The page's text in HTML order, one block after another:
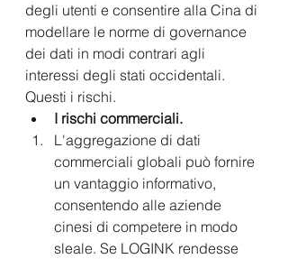
degli utenti e consentire alla Cina di
modellare le norme di governance
dei dati in modi contrari agli
interessi degli stati occidentali.
Questi i rischi.
I rischi commerciali.
L'aggregazione di dati
commerciali globali può fornire
un vantaggio informativo,
consentendo alle aziende
cinesi di competere in modo
sleale. Se LOGINK rendesse